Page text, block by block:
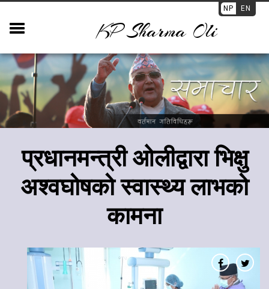
NP EN
KP Sharma Oli
प्रधानमन्त्री ओलीद्वारा भिक्षु
अश्वघोषको स्वास्थ्य लाभको
कामना